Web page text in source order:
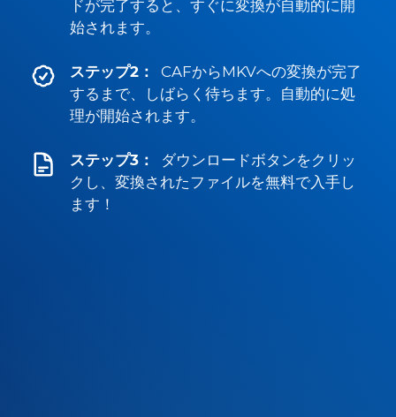
ドが完了すると、すぐに変換が自動的に開
始されます。
ステップ2：
CAFからMKVへの変換が完了
するまで、しばらく待ちます。自動的に処
理が開始されます。
ステップ3：
ダウンロードボタンをクリッ
クし、変換されたファイルを無料で入手し
ます！